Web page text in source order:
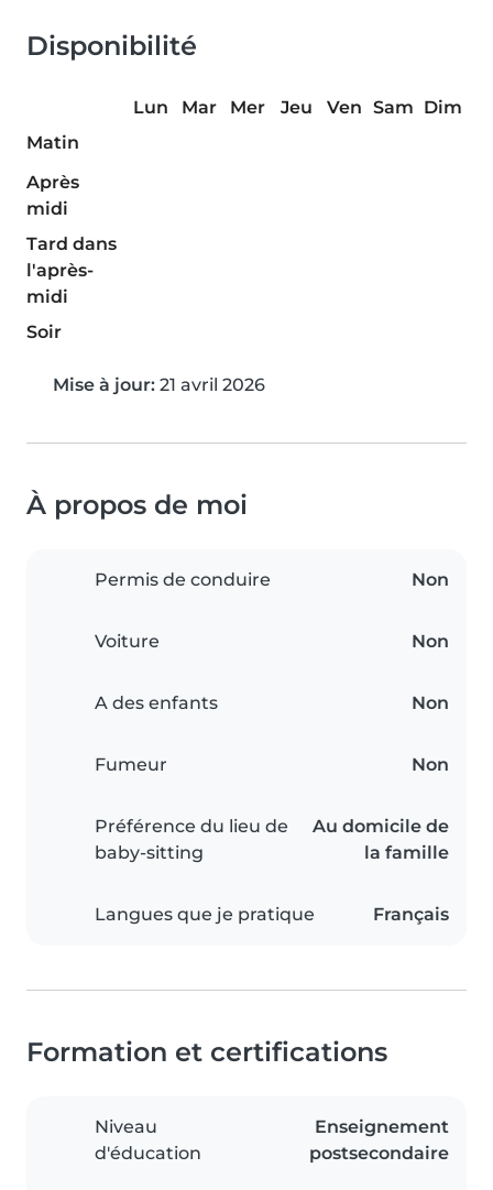
Disponibilité
Lun Mar Mer Jeu Ven Sam Dim
Matin
Après
midi
Tard dans
l'après-
midi
Soir
Mise à jour: 21 avril 2026
À propos de moi
Permis de conduire Non
Voiture Non
A des enfants Non
Fumeur Non
Préférence du lieu de
baby-sitting
Au domicile de
la famille
Langues que je pratique Français
Formation et certifications
Niveau
d'éducation
Enseignement
postsecondaire